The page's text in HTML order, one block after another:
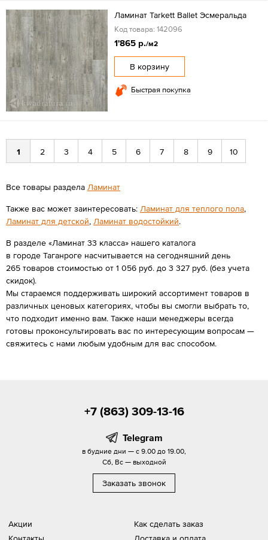
Ламинат Tarkett Ballet Эсмеральда
Код товара: 142096
1'865 р./м2
В корзину
Быстрая покупка
1 2 3 4 5 6 7 8 9 10
Все товары раздела Ламинат
Также вас может заинтересовать: Ламинат для теплого пола,
Ламинат для детской, Ламинат водостойкий.
В разделе «Ламинат 33 класса» нашего каталога
в городе Таганроге насчитывается на сегодняшний день
265 товаров стоимостью от 1 056 руб. до 3 327 руб. (без учета
скидок).
Мы стараемся поддерживать широкий ассортимент товаров в
различных ценовых категориях, чтобы вы смогли выбрать то,
что подходит именно вам. Также наши менеджеры всегда
готовы проконсультировать вас по интересующим вопросам —
свяжитесь с нами любым удобным для вас способом.
Акции
Контакты
Как сделать заказ
Доставка и оплата
+7 (863) 309-13-16
Telegram
в будние дни — с 9.00 до 19.00,
Сб, Вс — выходной
Заказать звонок